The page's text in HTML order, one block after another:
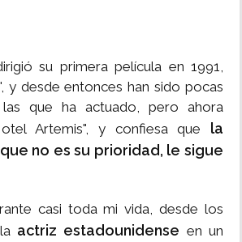
su primera película en 1991,
y desde entonces han sido pocas
que ha actuado, pero ahora
Artemis", y confiesa que la
no es su prioridad, le sigue
casi toda mi vida, desde los
actriz estadounidense en un